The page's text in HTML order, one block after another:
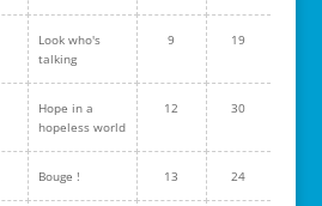
Look who's
talking
9 19
Hope in a
hopeless world
12 30
Bouge ! 13 24